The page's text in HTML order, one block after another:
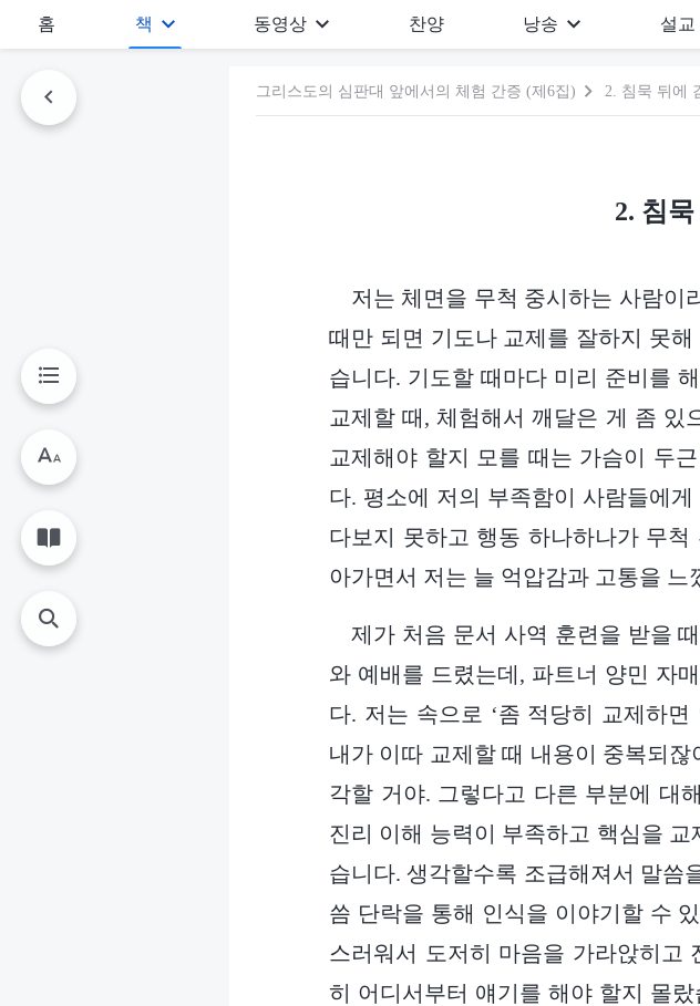
홈 책 동영상 찬양 낭송 설교
그리스도의 심판대 앞에서의 체험 간증 (제6집) 2. 침묵 뒤에
2. 침
저는 체면을 무척 중시하는 사람이
때만 되면 기도나 교제를 잘하지 못
습니다. 기도할 때마다 미리 준비를
교제할 때, 체험해서 깨달은 게 좀 있
교제해야 할지 모를 때는 가슴이 두
다. 평소에 저의 부족함이 사람들에
다보지 못하고 행동 하나하나가 무
아가면서 저는 늘 억압감과 고통을 느
제가 처음 문서 사역 훈련을 받을
와 예배를 드렸는데, 파트너 양민 자
다. 저는 속으로 ‘좀 적당히 교제하
내가 이따 교제할 때 내용이 중복되
각할 거야. 그렇다고 다른 부분에 대
진리 이해 능력이 부족하고 핵심을
습니다. 생각할수록 조급해져서 말씀
씀 단락을 통해 인식을 이야기할 수
스러워서 도저히 마음을 가라앉히고
히 어디서부터 얘기를 해야 할지 몰